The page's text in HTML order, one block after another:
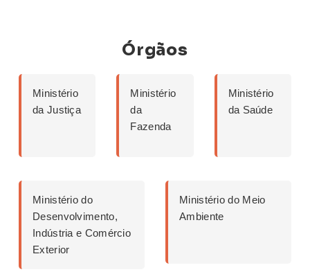
Órgãos
Ministério
da Justiça
Ministério
da
Fazenda
Ministério
da Saúde
Ministério do
Desenvolvimento,
Indústria e Comércio
Exterior
Ministério do Meio
Ambiente